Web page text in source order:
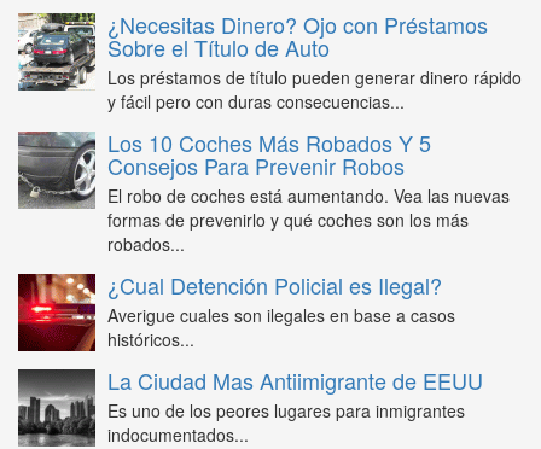
¿Necesitas Dinero? Ojo con Préstamos
Sobre el Título de Auto
Los préstamos de título pueden generar dinero rápido
y fácil pero con duras consecuencias...
Los 10 Coches Más Robados Y 5
Consejos Para Prevenir Robos
El robo de coches está aumentando. Vea las nuevas
formas de prevenirlo y qué coches son los más
robados...
¿Cual Detención Policial es Ilegal?
Averigue cuales son ilegales en base a casos
históricos...
La Ciudad Mas Antiimigrante de EEUU
Es uno de los peores lugares para inmigrantes
indocumentados...